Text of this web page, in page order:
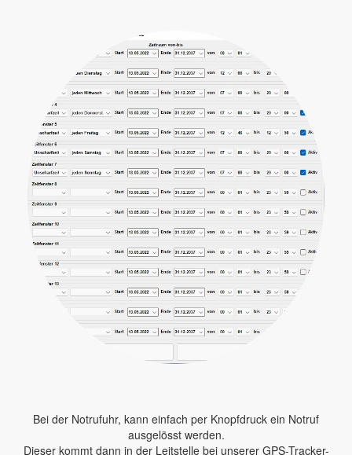
Bei der Notrufuhr, kann einfach per Knopfdruck ein Notruf
ausgelösst werden.
Dieser kommt dann in der Leitstelle bei unserer GPS-Tracker-